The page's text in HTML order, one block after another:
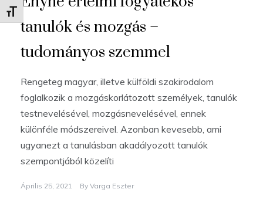
Betűméret váltása
tanulók és mozgás –
tudományos szemmel
Rengeteg magyar, illetve külföldi szakirodalom
foglalkozik a mozgáskorlátozott személyek, tanulók
testnevelésével, mozgásnevelésével, ennek
különféle módszereivel. Azonban kevesebb, ami
ugyanezt a tanulásban akadályozott tanulók
szempontjából közelíti
Április 25, 2021 By Varga Eszter